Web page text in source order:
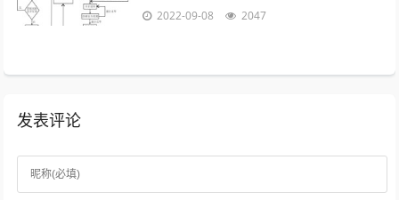
就是以图形的方式来描述数据在系统流程中
2022-09-08 2047
发表评论